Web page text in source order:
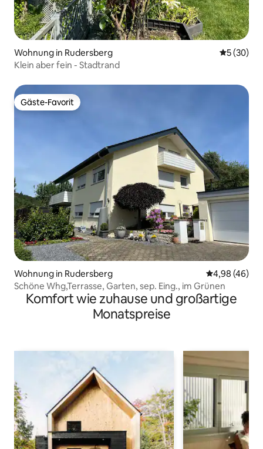
Wohnung in Rudersberg
5 (30)
Klein aber fein - Stadtrand
Gäste-Favorit
Gäste-Favorit
Wohnung in Rudersberg
4,98 (46)
Schöne Whg,Terrasse, Garten, sep. Eing., im Grünen
Komfort wie zuhause und großartige
Monatspreise